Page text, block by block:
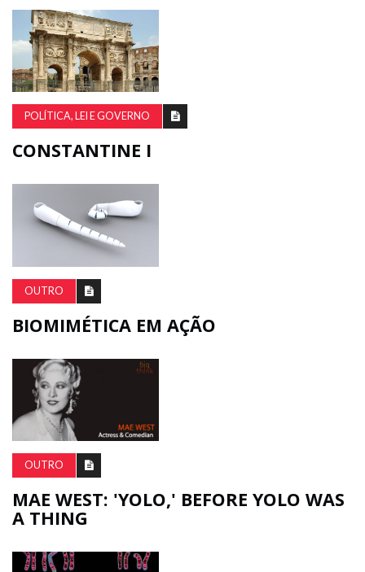
POLÍTICA, LEI E GOVERNO
CONSTANTINE I
OUTRO
BIOMIMÉTICA EM AÇÃO
OUTRO
MAE WEST: 'YOLO,' BEFORE YOLO WAS
A THING